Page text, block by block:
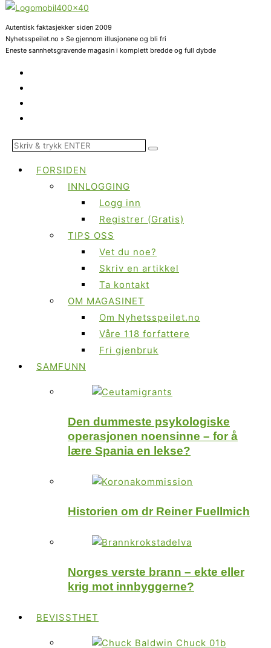
Autentisk faktasjekker siden 2009
Nyhetsspeilet.no » Se gjennom illusjonene og bli fri
Eneste sannhetsgravende magasin i komplett bredde og full dybde
FORSIDEN
INNLOGGING
Logg inn
Registrer (Gratis)
TIPS OSS
Vet du noe?
Skriv en artikkel
Ta kontakt
OM MAGASINET
Om Nyhetsspeilet.no
Våre 118 forfattere
Fri gjenbruk
SAMFUNN
Den dummeste psykologiske
operasjonen noensinne – for å
lære Spania en lekse?
Historien om dr Reiner Fuellmich
Norges verste brann – ekte eller
krig mot innbyggerne?
BEVISSTHET